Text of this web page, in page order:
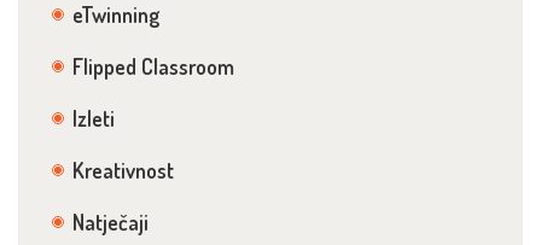
eTwinning
Flipped Classroom
Izleti
Kreativnost
Natječaji